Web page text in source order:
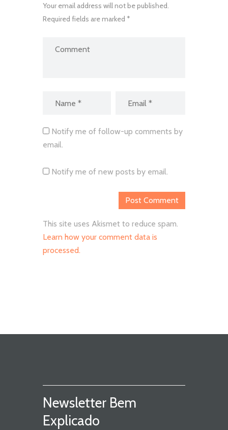
Your email address will not be published.
Required fields are marked *
Notify me of follow-up comments by
email.
Notify me of new posts by email.
This site uses Akismet to reduce spam.
Learn how your comment data is
processed.
Newsletter Bem
Explicado